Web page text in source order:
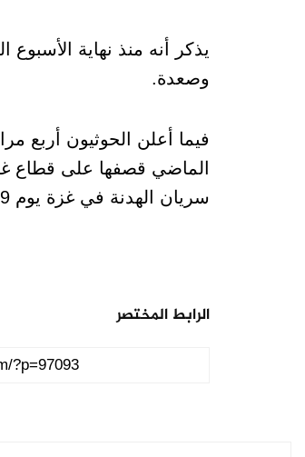
يذكر أنه منذ نهاية
وصعدة.
فيما أعلن الحوثيون أربع
الماضي قصفها على قطاع
سريان الهدنة في غزة يوم 19 يناير الفائت.
الرابط المختصر